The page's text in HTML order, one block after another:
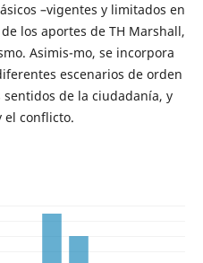
–vigentes y limitados en
los aportes de TH Marshall,
Asimis-mo, se incorpora
escenarios de orden
de la ciudadanía, y
el conflicto.